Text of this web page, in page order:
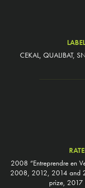
CEKAL, QUALIBAT,
2008 “Entreprendre en
2008, 2012, 2014 and
prize, 2017